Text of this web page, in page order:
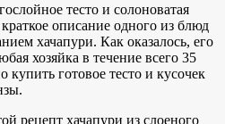
тесто и солоноватая
описание одного из блюд
хачапури. Как оказалось, его
хозяйка в течение всего 35
купить готовое тесто и кусочек
рецепт хачапури из слоеного